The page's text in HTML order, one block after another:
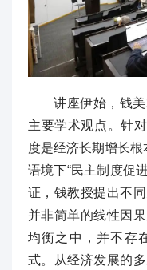
讲座伊始，钱
主要学术观点。针
度是经济长期增长
语境下“民主制度促
证，钱教授提出不
并非简单的线性因
均衡之中，并不存
式。从经济发展的